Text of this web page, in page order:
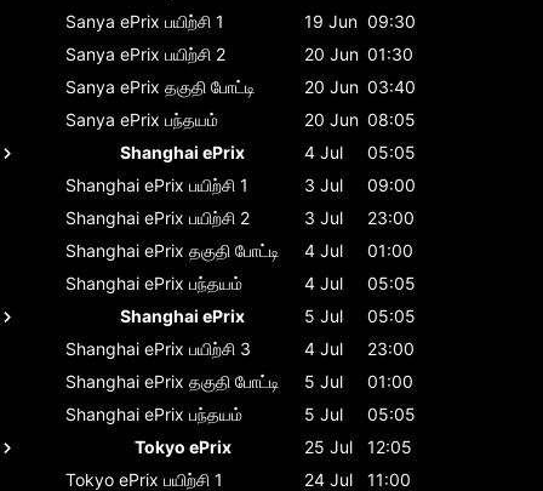
Sanya ePrix பயிற்சி 1 19 Jun 09:30
Sanya ePrix பயிற்சி 2 20 Jun 01:30
Sanya ePrix தகுதி போட்டி 20 Jun 03:40
Sanya ePrix பந்தயம் 20 Jun 08:05
Shanghai ePrix
4 Jul
05:05
Shanghai ePrix பயிற்சி 1 3 Jul
09:00
Shanghai ePrix பயிற்சி 2 3 Jul
23:00
Shanghai ePrix தகுதி போட்டி 4 Jul
01:00
Shanghai ePrix பந்தயம் 4 Jul
05:05
Shanghai ePrix
5 Jul
05:05
Shanghai ePrix பயிற்சி 3 4 Jul
23:00
Shanghai ePrix தகுதி போட்டி 5 Jul
01:00
Shanghai ePrix பந்தயம் 5 Jul
05:05
Tokyo ePrix
25 Jul
12:05
Tokyo ePrix பயிற்சி 1 24 Jul
11:00